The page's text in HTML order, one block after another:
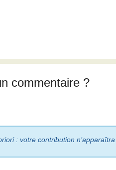
commentaire ?
: votre contribution